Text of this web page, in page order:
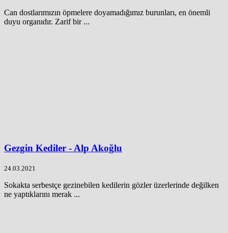
Can dostlarımızın öpmelere doyamadığımız burunları, en önemli
duyu organıdır. Zarif bir ...
Gezgin Kediler - Alp Akoğlu
24.03.2021
Sokakta serbestçe gezinebilen kedilerin gözler üzerlerinde değilken
ne yaptıklarını merak ...